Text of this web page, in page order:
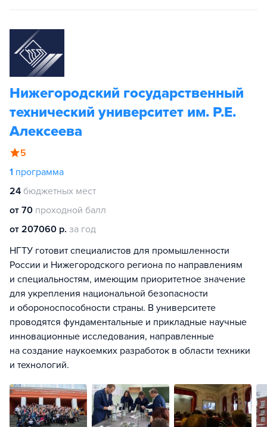
Нижегородский государственный
технический университет им. Р.Е.
Алексеева
5
1 программа
24 бюджетных мест
от 70 проходной балл
от 207060 р. за год
НГТУ готовит специалистов для промышленности
России и Нижегородского региона по направлениям
и специальностям, имеющим приоритетное значение
для укрепления национальной безопасности
и обороноспособности страны. В университете
проводятся фундаментальные и прикладные научные
инновационные исследования, направленные
на создание наукоемких разработок в области техники
и технологий.